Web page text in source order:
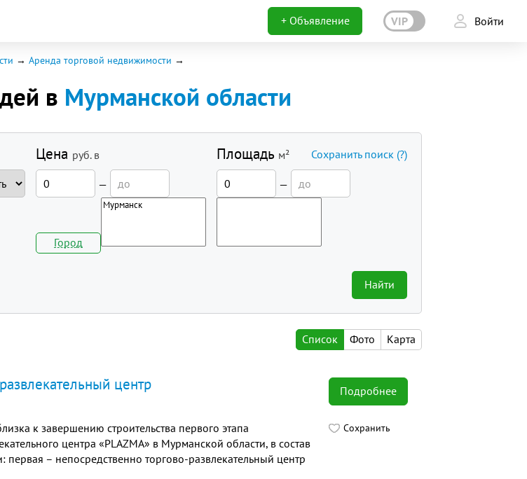
+ Объявление VIP Войти
Аренда торговой недвижимости
в Мурманской области
Цена руб. в
—
Город
Площадь м²
—
Найти
Сохранить поиск (?)
Список Фото Карта
Подробнее
Сохранить
центр
к завершению строительства первого этапа
центра «PLAZMA» в Мурманской области, в состав
первая – непосредственно торгово-развлекательный центр